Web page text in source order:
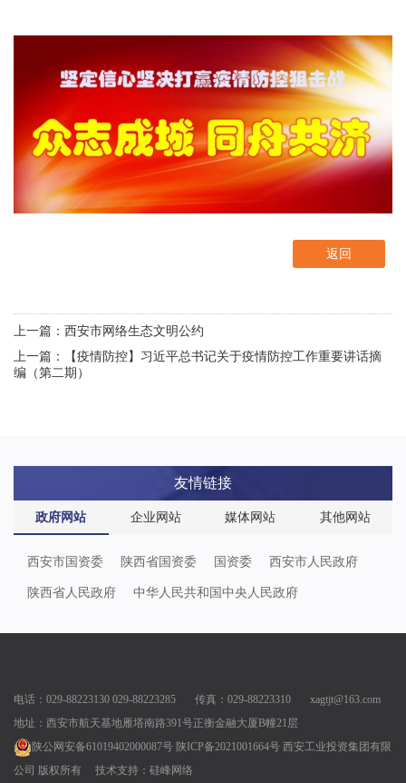
返回
上一篇：西安市网络生态文明公约
上一篇：【疫情防控】习近平总书记关于疫情防控工作重要讲话摘
编（第二期）
友情链接
政府网站 企业网站 媒体网站 其他网站
西安市国资委 陕西省国资委 国资委 西安市人民政府
陕西省人民政府 中华人民共和国中央人民政府
电话：029-88223130 029-88223285 传真：029-88223310 xagtjt@163.com
地址：西安市航天基地雁塔南路391号正衡金融大厦B幢21层
陕公网安备61019402000087号 陕ICP备2021001664号 西安工业投资集团有限
公司 版权所有
技术支持： 硅峰网络